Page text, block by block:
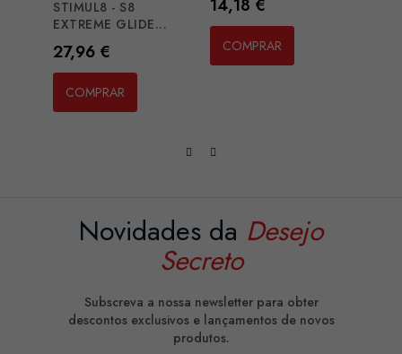
STIMUL8 - S8
EXTREME GLIDE...
Preço
27,96 €
COMPRAR
14,18 €
COMPRAR
Novidades da Desejo
Secreto
Subscreva a nossa newsletter para obter
descontos exclusivos e lançamentos de novos
produtos.